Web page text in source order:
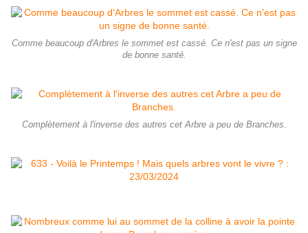
Comme beaucoup d'Arbres le sommet est cassé. Ce n'est pas un signe
de bonne santé.
Complètement à l'inverse des autres cet Arbre a peu de Branches.